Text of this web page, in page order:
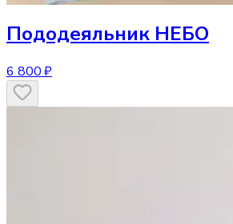
Пододеяльник НЕБО
6 800 ₽